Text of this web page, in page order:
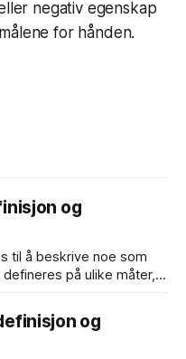
negativ egenskap
for hånden.
og
til å beskrive noe som
på ulike måter,
symboler og
særegne måte å
og